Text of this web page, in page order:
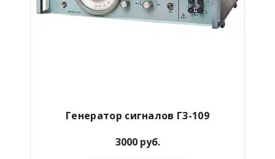
Генератор сигналов Г3-109
3000 руб.